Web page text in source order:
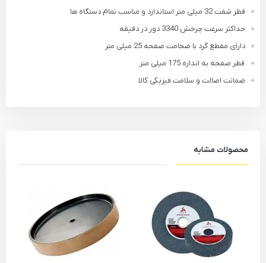
قطر شفت 32 میلی متر استاندارد و مناسب تمام دستگاه ها
حداکثر سرعت چرخش 3340 دور در دقیقه
دارای مقطع گرد با ضخامت صفحه 25 میلی متر
قطر صفحه به اندازه 175 میلی متر
ضمانت اصالت و سلامت فیزیکی کالا
محصولات مشابه